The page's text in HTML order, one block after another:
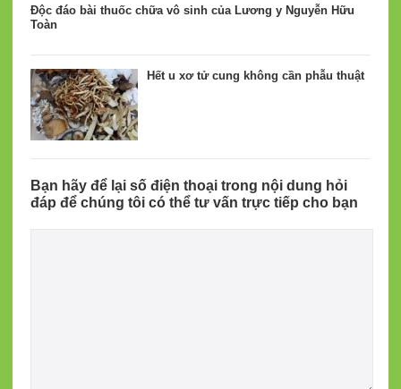
Độc đáo bài thuốc chữa vô sinh của Lương y Nguyễn Hữu
Toàn
Hết u xơ tử cung không cần phẫu thuật
Bạn hãy để lại số điện thoại trong nội dung hỏi
đáp để chúng tôi có thể tư vấn trực tiếp cho bạn